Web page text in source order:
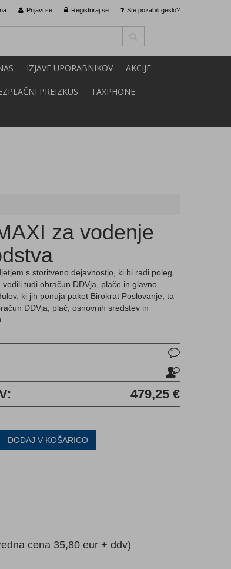
Prijavi se Registriraj se Ste pozabili geslo?
IZJAVE UPORABNIKOV AKCIJE
PREIZKUS TAXPHONE
za vodenje
s storitveno dejavnostjo, ki bi radi poleg
tudi obračun DDVja, plače in glavno
ki jih ponuja paket Birokrat Poslovanje, ta
DDVja, plač, osnovnih sredstev in
479,25 €
DODAJ V KOŠARICO
cena 35,80 eur + ddv)